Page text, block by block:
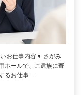
お仕事内容▼ さがみ
ホールで、ご遺族に寄
るお仕事…